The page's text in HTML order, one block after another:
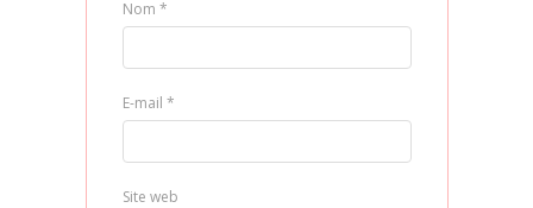
Nom *
E-mail *
Site web